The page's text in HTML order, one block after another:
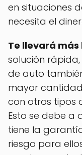
en situaciones
necesita el
Te llevará más
solución
de auto
mayor
con otros tipos
Esto se debe a
tiene la
riesgo para